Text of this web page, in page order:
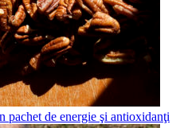
pachet de energie şi antioxidanţi